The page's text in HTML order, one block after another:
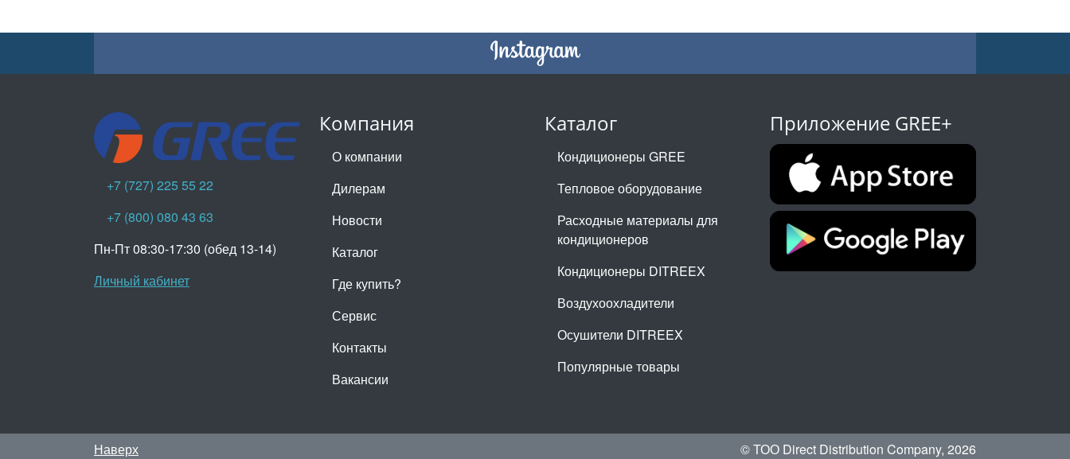
+7 (727) 225 55 22
+7 (800) 080 43 63
Пн-Пт 08:30-17:30 (обед 13-14)
Личный кабинет
Компания
О компании
Дилерам
Новости
Каталог
Где купить?
Сервис
Контакты
Вакансии
Каталог
Кондиционеры GREE
Тепловое оборудование
Расходные материалы для
кондиционеров
Кондиционеры DITREEX
Воздухоохладители
Осушители DITREEX
Популярные товары
Приложение GREE+
Наверх
© ТОО Direct Distribution Company, 2026